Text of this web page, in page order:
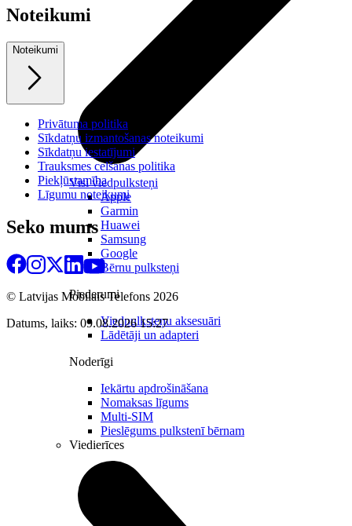
Visi viedpulksteņi
Apple
Garmin
Huawei
Samsung
Google
Bērnu pulksteņi
Piederumi
Viedpulksteņu aksesuāri
Lādētāji un adapteri
Noderīgi
Iekārtu apdrošināšana
Nomaksas līgums
Multi-SIM
Pieslēgums pulkstenī bērnam
Viedierīces
Noteikumi
Noteikumi
Privātuma politika
Sīkdatņu izmantošanas noteikumi
Sīkdatņu iestatījumi
Trauksmes celšanas politika
Piekļūstamība
Līgumu noteikumi
Seko mums
© Latvijas Mobilais Telefons 2026
Datums, laiks: 09.08.2026 15:27